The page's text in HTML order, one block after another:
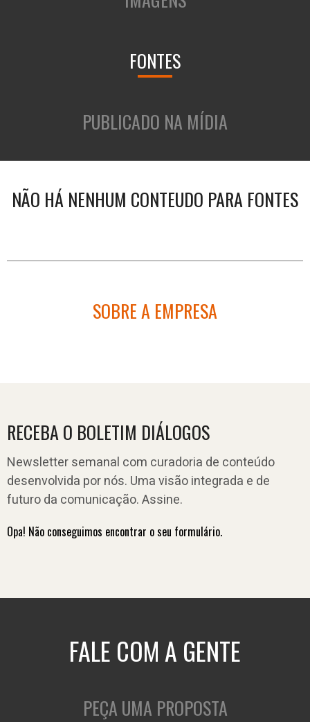
FONTES
PUBLICADO NA MÍDIA
NÃO HÁ NENHUM CONTEUDO PARA FONTES
SOBRE A EMPRESA
RECEBA O BOLETIM DIÁLOGOS
Newsletter semanal com curadoria de conteúdo
desenvolvida por nós. Uma visão integrada e de
futuro da comunicação. Assine.
Opa! Não conseguimos encontrar o seu formulário.
FALE COM A GENTE
PEÇA UMA PROPOSTA